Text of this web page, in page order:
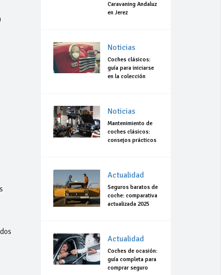
Caravaning Andaluz
en Jerez
Noticias
Coches clásicos:
guía para iniciarse
en la colección
Noticias
Mantenimiento de
coches clásicos:
consejos prácticos
Actualidad
Seguros baratos de
coche: comparativa
actualizada 2025
Actualidad
Coches de ocasión:
guía completa para
comprar seguro